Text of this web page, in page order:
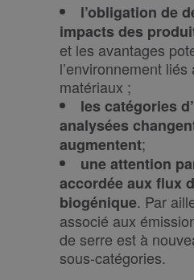
l’obligation de
impacts des
et les avantages
l’environnement
matériaux ;
les catégories
analysées
augmentent;
une attention
accordée aux flux
biogénique. Par
associé aux
de serre est à
sous-catégories.